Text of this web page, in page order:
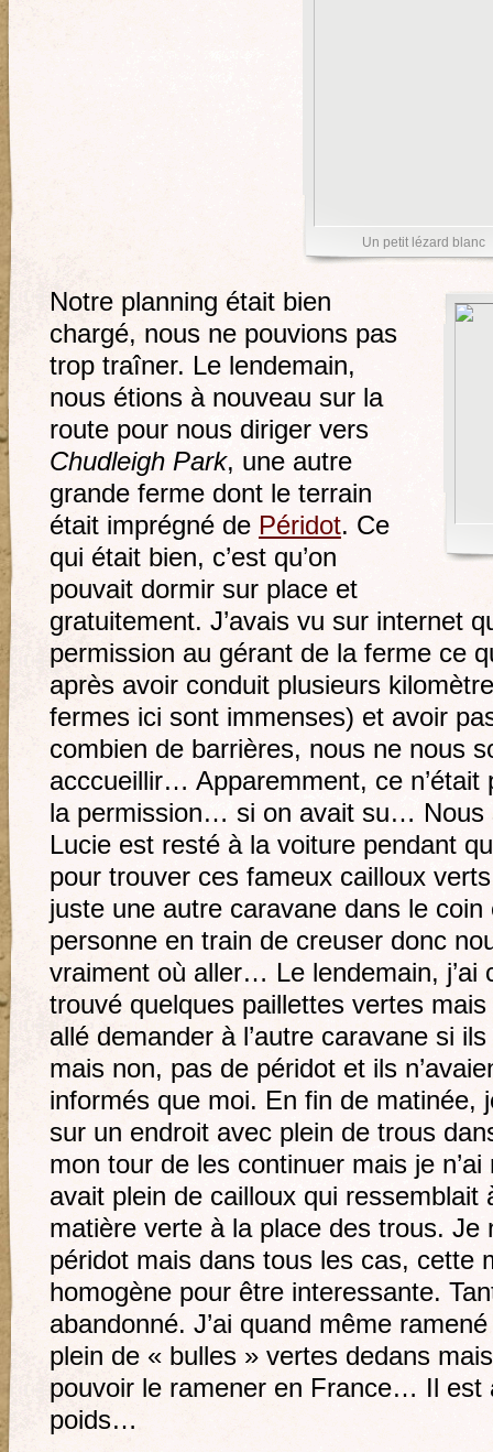
Un petit lézard blanc
Notre planning était bien
chargé, nous ne pouvions pas
trop traîner. Le lendemain,
nous étions à nouveau sur la
route pour nous diriger vers
Chudleigh Park, une autre
grande ferme dont le terrain
était imprégné de Péridot. Ce
qui était bien, c’est qu’on
pouvait dormir sur place et
gratuitement. J’avais vu sur internet
permission au gérant de la ferme ce
après avoir conduit plusieurs
fermes ici sont immenses) et avoir
combien de barrières, nous ne nous
acccueillir… Apparemment, ce n’était
la permission… si on avait su… Nous
Lucie est resté à la voiture pendant
pour trouver ces fameux cailloux
juste une autre caravane dans le coin
personne en train de creuser donc
vraiment où aller… Le lendemain, j’ai
trouvé quelques paillettes vertes
allé demander à l’autre caravane si
mais non, pas de péridot et ils
informés que moi. En fin de matinée,
sur un endroit avec plein de trous
mon tour de les continuer mais je
avait plein de cailloux qui ressemblait
matière verte à la place des trous. Je
péridot mais dans tous les cas, cette
homogène pour être interessante.
abandonné. J’ai quand même
plein de « bulles » vertes dedans
pouvoir le ramener en France… Il est
poids…